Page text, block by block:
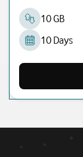
10 GB
10 Days